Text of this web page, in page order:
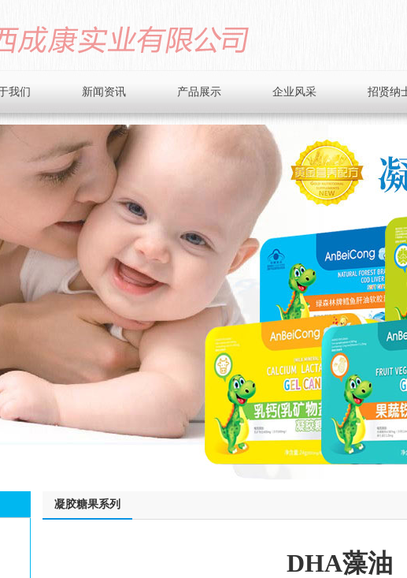
我们
品牌简介
企业文化
招商加盟
在线留言
新闻资讯
公司动态
业界资讯
健康小贴士
产品展示
滴剂系列
微晶粉系列
企业风采 招贤纳
凝胶糖果系列
DHA藻油